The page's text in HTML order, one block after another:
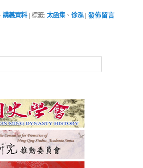
講義資料 |標籤:太函集、徐泓 |發佈留言